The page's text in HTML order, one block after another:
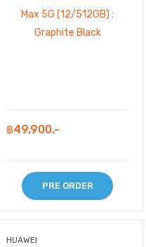
฿49,900.-
PRE ORDER
HUAWEI